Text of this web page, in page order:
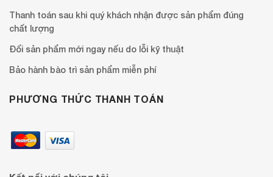
Thanh toán sau khi quý khách nhận được sản phẩm đúng
chất lượng
Đổi sản phẩm mới ngay nếu do lỗi kỹ thuật
Bảo hành bào trì sản phẩm miễn phí
PHƯƠNG THỨC THANH TOÁN